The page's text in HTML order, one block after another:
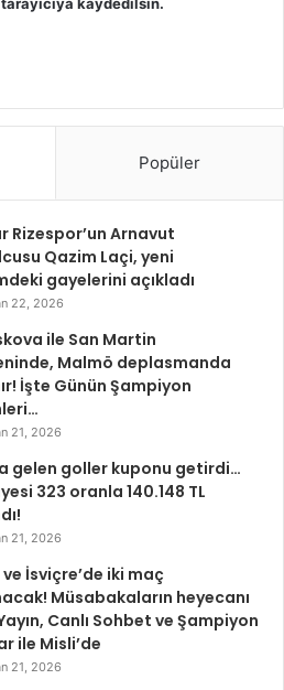
Popüler
Rizespor’un Arnavut
Qazim Laçi, yeni
gayelerini açıkladı
22, 2026
ile San Martin
Malmö deplasmanda
İşte Günün Şampiyon
21, 2026
gelen goller kuponu getirdi…
323 oranla 140.148 TL
21, 2026
ve İsviçre’de iki maç
Müsabakaların heyecanı
Canlı Sohbet ve Şampiyon
ile Misli’de
21, 2026